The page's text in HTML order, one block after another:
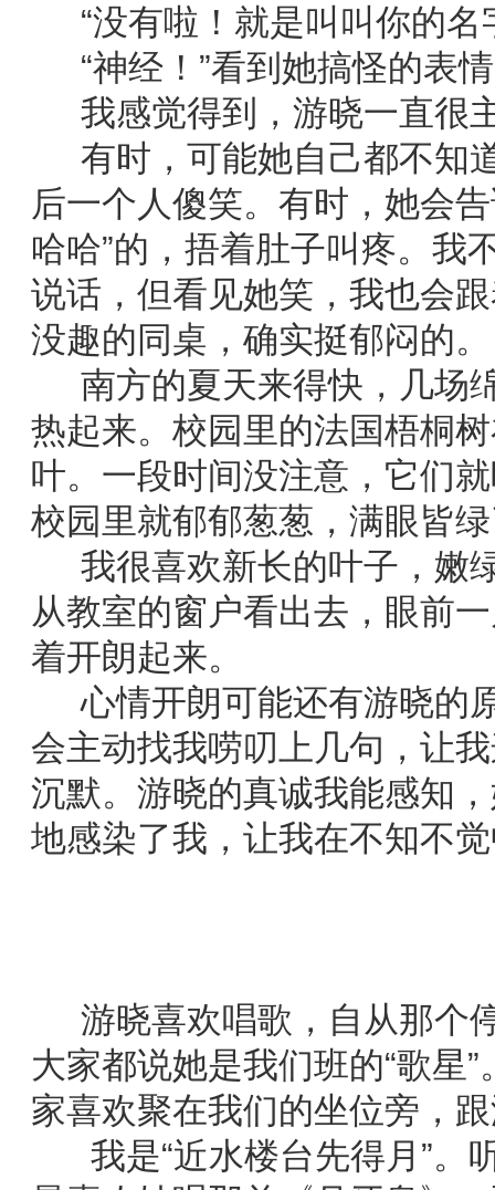
“没有啦！就是叫叫你的名
“神经！”看到她搞怪的表
我感觉得到，游晓一直很
有时，可能她自己都不知
后一个人傻笑。有时，她会
哈哈”的，捂着肚子叫疼。我
说话，但看见她笑，我也会
没趣的同桌，确实挺郁闷的。
南方的夏天来得快，几场
热起来。校园里的法国梧桐
叶。一段时间没注意，它们
校园里就郁郁葱葱，满眼皆
我很喜欢新长的叶子，嫩
从教室的窗户看出去，眼前
着开朗起来。
心情开朗可能还有游晓的
会主动找我唠叨上几句，让
沉默。游晓的真诚我能感知
地感染了我，让我在不知不
游晓喜欢唱歌，自从那个
大家都说她是我们班的“歌星
家喜欢聚在我们的坐位旁，
我是“近水楼台先得月”。